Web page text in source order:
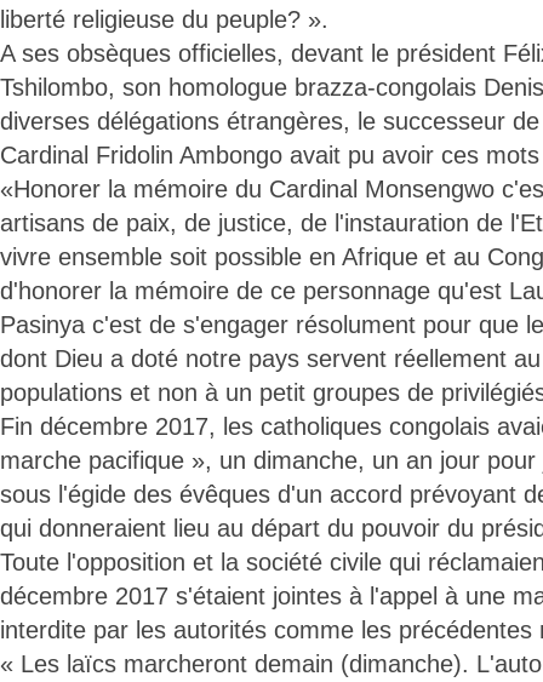
liberté religieuse du peuple? ».
A ses obsèques officielles, devant le président
Tshilombo, son homologue brazza-congolais
diverses délégations étrangères, le successeur
Cardinal Fridolin Ambongo avait pu avoir ces
«Honorer la mémoire du Cardinal Monsengwo
artisans de paix, de justice, de l'instauration de
vivre ensemble soit possible en Afrique et au
d'honorer la mémoire de ce personnage qu'est
Pasinya c'est de s'engager résolument pour que
dont Dieu a doté notre pays servent réellement
populations et non à un petit groupes de
Fin décembre 2017, les catholiques congolais
marche pacifique », un dimanche, un an jour
sous l'égide des évêques d'un accord prévoyant
qui donneraient lieu au départ du pouvoir du
Toute l'opposition et la société civile qui
décembre 2017 s'étaient jointes à l'appel à une
interdite par les autorités comme les précédentes
« Les laïcs marcheront demain (dimanche).